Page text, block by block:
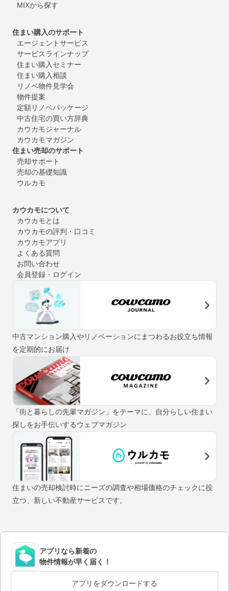
MIXから探す
住まい購入のサポート
エージェントサービス
サービスラインナップ
住まい購入セミナー
住まい購入相談
リノベ物件見学会
物件提案
定額リノベパッケージ
中古住宅の買い方辞典
カウカモジャーナル
カウカモマガジン
住まい売却のサポート
売却サポート
売却の基礎知識
ウルカモ
カウカモについて
カウカモとは
カウカモの評判・口コミ
カウカモアプリ
よくある質問
お問い合わせ
会員登録・ログイン
中古マンション購入やリノベーションにまつわるお役立ち情報
を定期的にお届け
「街と暮らしの先輩マガジン」をテーマに、自分らしい住まい
探しをお手伝いするウェブマガジン
住まいの売却検討時にニーズの調査や相場価格のチェックに役
立つ、新しい不動産サービスです。
アプリなら新着の
物件情報が早く届く！
アプリをダウンロードする